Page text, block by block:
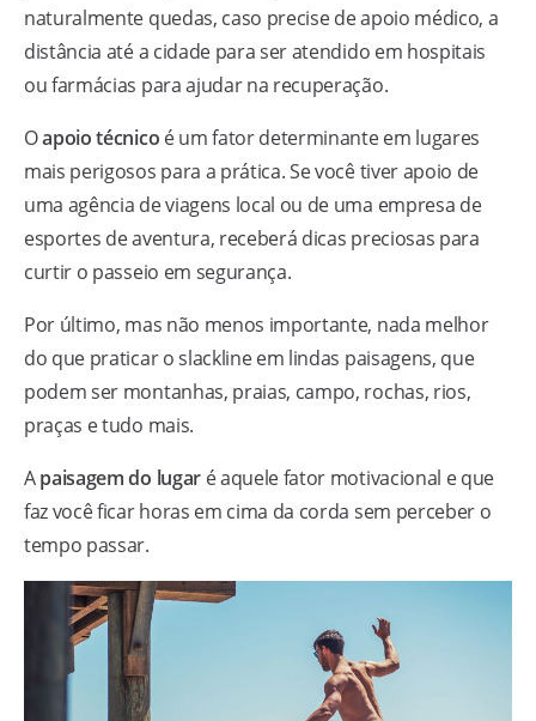
naturalmente quedas, caso precise de apoio médico, a
distância até a cidade para ser atendido em hospitais
ou farmácias para ajudar na recuperação.
Oapoio técnico é um fator determinante em lugares
mais perigosos para a prática. Se você tiver apoio de
uma agência de viagens local ou de uma empresa de
esportes de aventura, receberá dicas preciosas para
curtir o passeio em segurança.
Por último, mas não menos importante, nada melhor
do que praticar o slackline em lindas paisagens, que
podem ser montanhas, praias, campo, rochas, rios,
praças e tudo mais.
Apaisagem do lugaré aquele fator motivacional e que
faz você ficar horas em cima da corda sem perceber o
tempo passar.